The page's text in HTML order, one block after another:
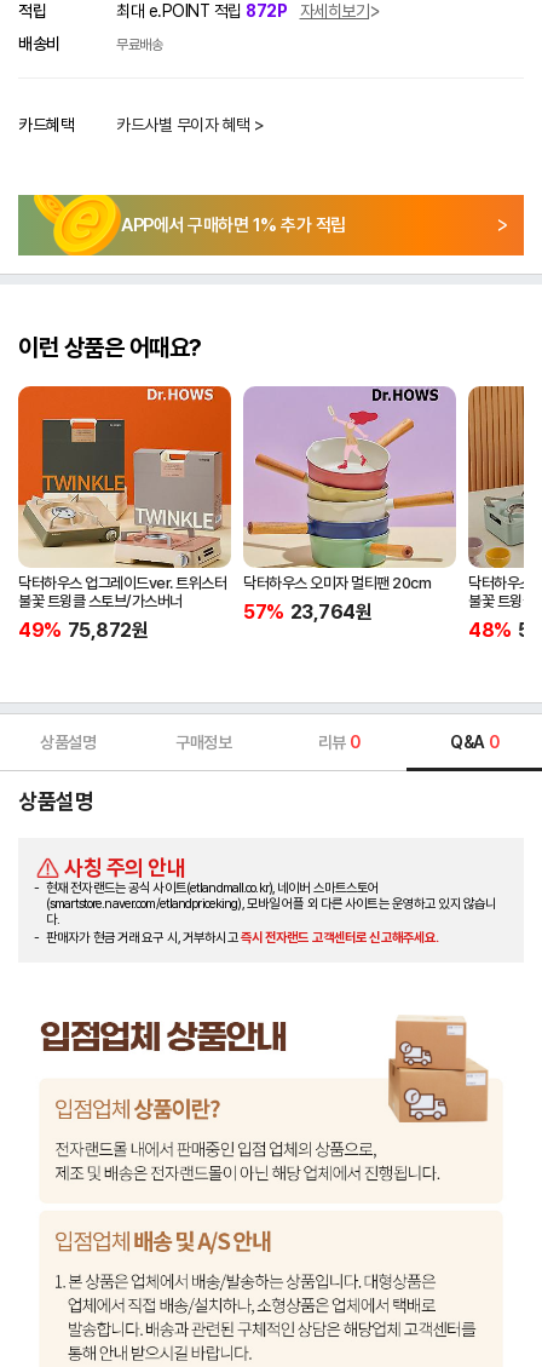
적립 최대 e.POINT 적립 872P
자세히보기
배송비
무료배송
카드혜택 카드사별 무이자 혜택 >
APP에서 구매하면 1% 추가 적립
이런 상품은 어때요?
닥터하우스 업그레이드ver. 트위스터
불꽃 트윙클 스토브/가스버너
49% 75,872원
닥터하우스 오미자 멀티팬 20cm
57% 23,764원
닥터하우스
불꽃 트윙클
캠핑버너
48%
상품설명 구매정보 리뷰 0 Q&A 0
상품설명
사칭 주의 안내
현재 전자랜드는 공식 사이트(etlandmall.co.kr), 네이버 스마트스토어
(smartstore.naver.com/etlandpriceking), 모바일 어플 외 다른 사이트는 운영하고 있지 않습니
다.
판매자가 현금 거래 요구 시, 거부하시고즉시 전자랜드 고객센터로 신고해주세요.